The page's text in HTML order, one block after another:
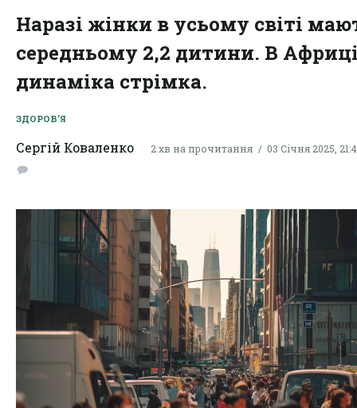
Наразі жінки в усьому світі
середньому 2,2 дитини. В
динаміка стрімка.
ЗДОРОВ'Я
Сергій Коваленко 2 хв на прочитання 03 Січня 2025,